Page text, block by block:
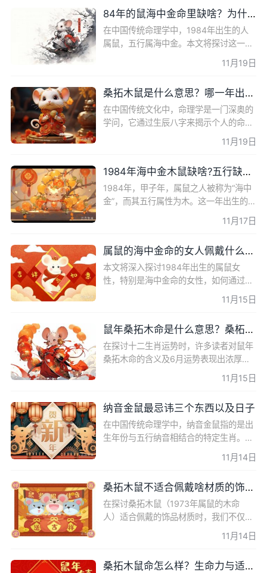
84年的鼠海中金命里缺啥？为什么？
在中国传统命理学中，1984年出生的人
属鼠，五行属海中金。本文将探讨这一年
出生的鼠海中金命里可能存在的缺失，并
提供相应的生活指导。请注意，本斻?供
11月19日
桑拓木鼠是什么意思？哪一年出生是桑柘木鼠？
在中国传统文化中，命理学是一门深奥的
学问，它通过生辰八字来揭示个人的命运
和性格。其中，“桑拓木鼠命”是一个独特
的命理模式，蕴含着丰富的文化象征和实
11月19日
1984年海中金木鼠缺啥?五行缺失与弥补
1984年，甲子年，属鼠之人被称为“海中
金”，而其五行属性为木。这一年出生的
行缺失以及如何弥补？本文将深入探讨19
11月17日
属鼠的海中金命的女人佩戴什么招财？
本文将深入探讨1984年出生的属鼠女
性，特别是海中金命的女性，如何通过佩
戴合适的饰品来增强财运。我们将分析不
同月份出生的属鼠女性的特点，并提供具
11月15日
鼠年桑拓木命是什么意思？桑柘木是壬子鼠命吗？
在探讨十二生肖运势时，许多读者对鼠年
桑拓木命的含义及6月运势表现出浓厚兴
趣。本文将深入分析壬子鼠年（1972年
出生）的生肖鼠在6月的运势，包括性格
11月15日
纳音金鼠最忌讳三个东西以及日子
在中国传统命理学中，纳音金鼠指的是出
生年份与五行纳音相结合的特定生肖。这
讳，这些忌讳往往与他们的健康、财富和
11月14日
桑拓木鼠不适合佩戴啥材质的饰品？
在探讨桑拓木鼠（1973年属鼠的木命
人）适合佩戴的饰品材质时，我们不仅要
考虑五行相生相克的原则，还要结合个人
的生肖属性和命格特点。本文将详细分析
11月14日
桑拓木鼠命怎么样？生命力与适应力的完美结合